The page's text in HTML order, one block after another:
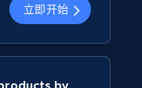
立即开始
by